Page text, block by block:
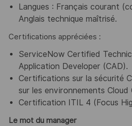
Langues : Français courant
Anglais technique maîtrisé.
Certifications appréciées :
ServiceNow Certified
Application Developer (CAD).
Certifications sur la sécurité
sur les environnements Cloud
Certification ITIL 4 (Focus
Le mot du manager